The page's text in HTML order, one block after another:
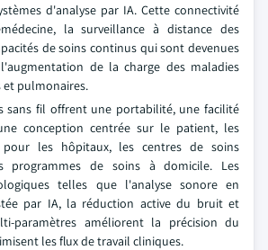
d'analyse par IA. Cette connectivité
la surveillance à distance des
de soins continus qui sont devenues
de la charge des maladies
et pulmonaires.
sans fil offrent une portabilité, une facilité
conception centrée sur le patient, les
pour les hôpitaux, les centres de soins
programmes de soins à domicile. Les
telles que l'analyse sonore en
par IA, la réduction active du bruit et
paramètres améliorent la précision du
les flux de travail cliniques.